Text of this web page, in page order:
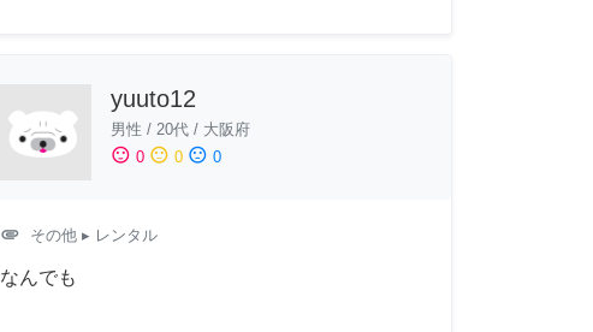
yuuto12
男性 / 20代/ 大阪府
sentiment_satisfied 0 sentiment_neutral 0 sentiment_dissatisfied 0
attachment その他▸ レンタル
なんでも